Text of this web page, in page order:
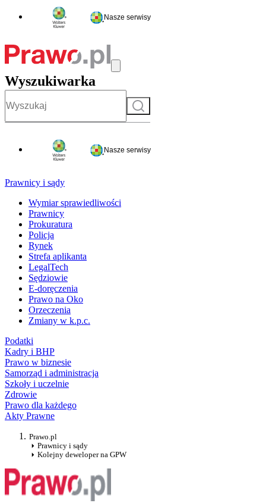
Nasze serwisy
Wyszukiwarka
Szukaj
Nasze serwisy
Prawnicy i sądy
Wymiar sprawiedliwości
Prawnicy
Prokuratura
Policja
Rynek
Strefa aplikanta
LegalTech
Sędziowie
E-doręczenia
Prawo na Oko
Orzeczenia
Zmiany w k.p.c.
Podatki
Kadry i BHP
Prawo w biznesie
Samorząd i administracja
Szkoły i uczelnie
Zdrowie
Prawo dla każdego
Akty Prawne
Prawo.pl
Prawnicy i sądy
Kolejny deweloper na GPW